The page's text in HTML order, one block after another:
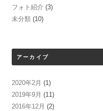
フォト紹介 (3)
未分類 (10)
アーカイブ
2020年2月 (1)
2019年9月 (11)
2016年12月 (2)